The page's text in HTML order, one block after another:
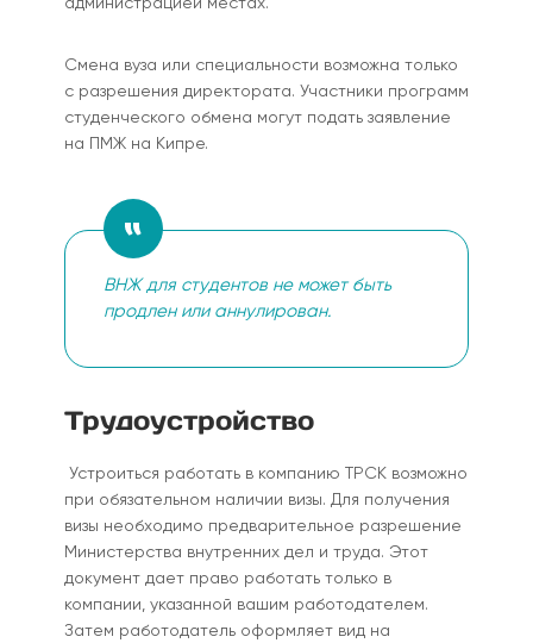
администрацией местах.
Смена вуза или специальности возможна только
с разрешения директората. Участники программ
студенческого обмена могут подать заявление
на ПМЖ на Кипре.
ВНЖ для студентов не может быть
продлен или аннулирован.
Трудоустройство
Устроиться работать в компанию ТРСК возможно
при обязательном наличии визы. Для получения
визы необходимо предварительное разрешение
Министерства внутренних дел и труда. Этот
документ дает право работать только в
компании, указанной вашим работодателем.
Затем работодатель оформляет вид на